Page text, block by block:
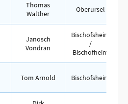
Thomas
Walther
Oberursel
Janosch
Vondran
Bischofsheim
/
Bischofheim
Tom Arnold Bischofsheim